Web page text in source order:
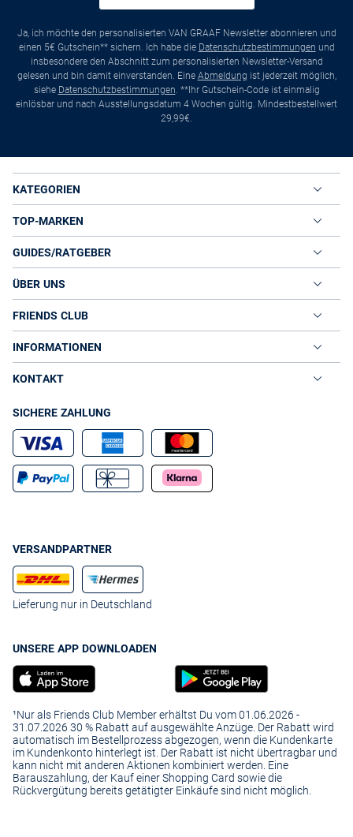
Ja, ich möchte den personalisierten VAN GRAAF Newsletter abonnieren und
einen 5€ Gutschein** sichern. Ich habe die Datenschutzbestimmungen und
insbesondere den Abschnitt zum personalisierten Newsletter-Versand
gelesen und bin damit einverstanden. Eine Abmeldung ist jederzeit möglich,
siehe Datenschutzbestimmungen. **Ihr Gutschein-Code ist einmalig
einlösbar und nach Ausstellungsdatum 4 Wochen gültig. Mindestbestellwert
29,99€.
KATEGORIEN
TOP-MARKEN
GUIDES/RATGEBER
ÜBER UNS
FRIENDS CLUB
INFORMATIONEN
KONTAKT
SICHERE ZAHLUNG
VERSANDPARTNER
Lieferung nur in Deutschland
UNSERE APP DOWNLOADEN
¹Nur als Friends Club Member erhältst Du vom 01.06.2026 -
31.07.2026 30 % Rabatt auf ausgewählte Anzüge. Der Rabatt wird
automatisch im Bestellprozess abgezogen, wenn die Kundenkarte
im Kundenkonto hinterlegt ist. Der Rabatt ist nicht übertragbar und
kann nicht mit anderen Aktionen kombiniert werden. Eine
Barauszahlung, der Kauf einer Shopping Card sowie die
Rückvergütung bereits getätigter Einkäufe sind nicht möglich.